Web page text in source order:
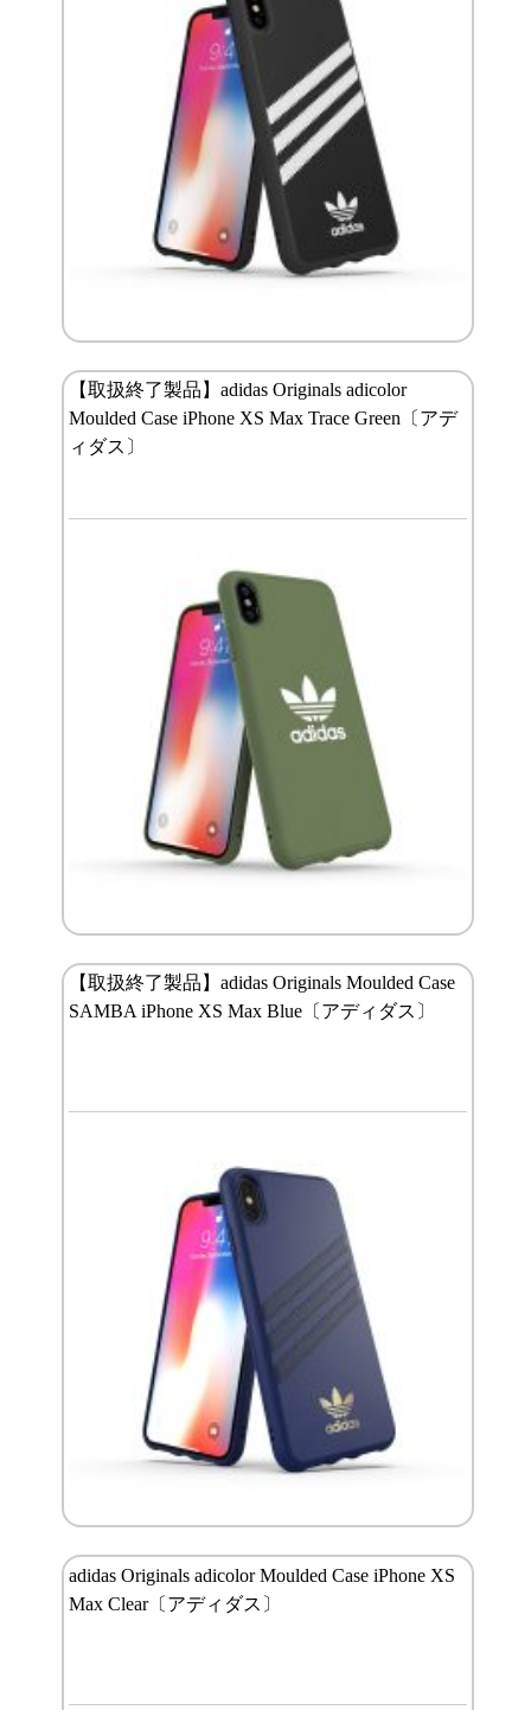
【取扱終了製品】adidas Originals adicolor
Moulded Case iPhone XS Max Trace Green〔アデ
ィダス〕
【取扱終了製品】adidas Originals Moulded Case
SAMBA iPhone XS Max Blue〔アディダス〕
adidas Originals adicolor Moulded Case iPhone XS
Max Clear〔アディダス〕